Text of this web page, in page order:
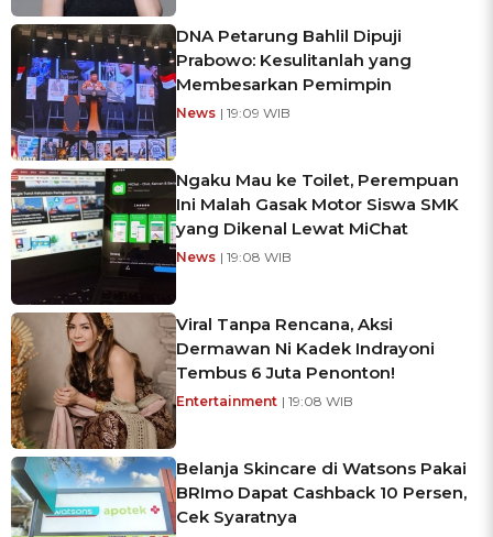
DNA Petarung Bahlil Dipuji
Prabowo: Kesulitanlah yang
Membesarkan Pemimpin
News | 19:09 WIB
Ngaku Mau ke Toilet, Perempuan
Ini Malah Gasak Motor Siswa SMK
yang Dikenal Lewat MiChat
News | 19:08 WIB
Viral Tanpa Rencana, Aksi
Dermawan Ni Kadek Indrayoni
Tembus 6 Juta Penonton!
Entertainment | 19:08 WIB
Belanja Skincare di Watsons Pakai
BRImo Dapat Cashback 10 Persen,
Cek Syaratnya